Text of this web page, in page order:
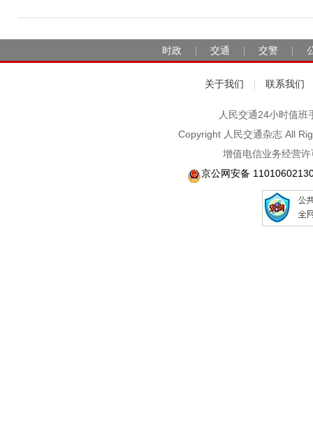
时政 交通 交警
关于我们 联系我们
人民交通24小时值
Copyright 人民交通杂志 All
增值电信业务经营
京公网安备